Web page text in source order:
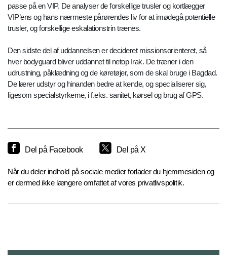
passe på en VIP. De analyser de forskellige trusler og kortlægger
VIP’ens og hans nærmeste pårørendes liv for at imødegå potentielle
trusler, og forskellige eskalationstrin trænes.
Den sidste del af uddannelsen er decideret missionsorienteret, så
hver bodyguard bliver uddannet til netop Irak. De træner i den
udrustning, påklædning og de køretøjer, som de skal bruge i Bagdad.
De lærer udstyr og hinanden bedre at kende, og specialiserer sig,
ligesom specialstyrkerne, i f.eks. sanitet, kørsel og brug af GPS.
Del på Facebook Del på X
Når du deler indhold på sociale medier forlader du hjemmesiden og
er dermed ikke længere omfattet af vores privatlivspolitik.